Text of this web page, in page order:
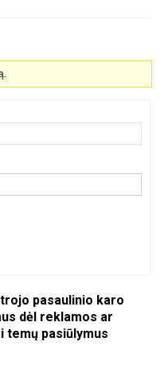
pasaulinio karo
dėl reklamos ar
temų pasiūlymus